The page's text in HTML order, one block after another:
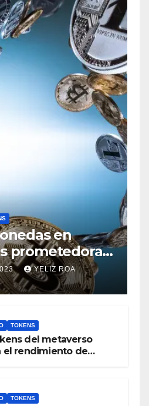
en
prometedoras,
a 1 euro
YELIZ ROA
TOKENS
del metaverso
el rendimiento de
TOKENS